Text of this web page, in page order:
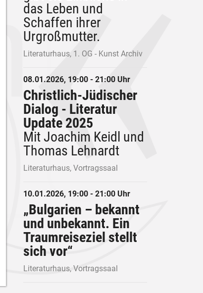
das Leben und
Schaffen ihrer
Urgroßmutter.
Literaturhaus, 1. OG - Kunst Archiv
08.01.2026, 19:00 - 21:00 Uhr
Christlich-Jüdischer
Dialog - Literatur
Update 2025
Mit Joachim Keidl und
Thomas Lehnardt
Literaturhaus, Vortragssaal
10.01.2026, 19:00 - 21:00 Uhr
„Bulgarien – bekannt
und unbekannt. Ein
Traumreiseziel stellt
sich vor“
Literaturhaus, Vortragssaal